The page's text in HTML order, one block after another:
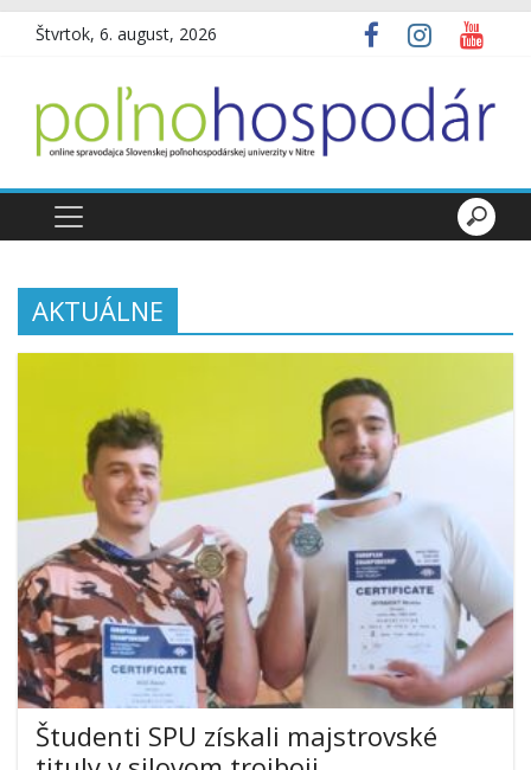
Štvrtok, 6. august, 2026
AKTUÁLNE
Študenti SPU získali majstrovské